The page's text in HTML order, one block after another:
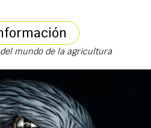
mundo de la agricultura